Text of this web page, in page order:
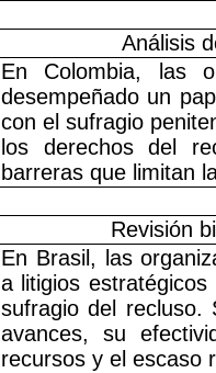
Análisis
En Colombia, las
desempeñado un
con el sufragio
los derechos del
barreras que limitan
Revisión
En Brasil, las
a litigios
sufragio del recluso.
avances, su
recursos y el escaso